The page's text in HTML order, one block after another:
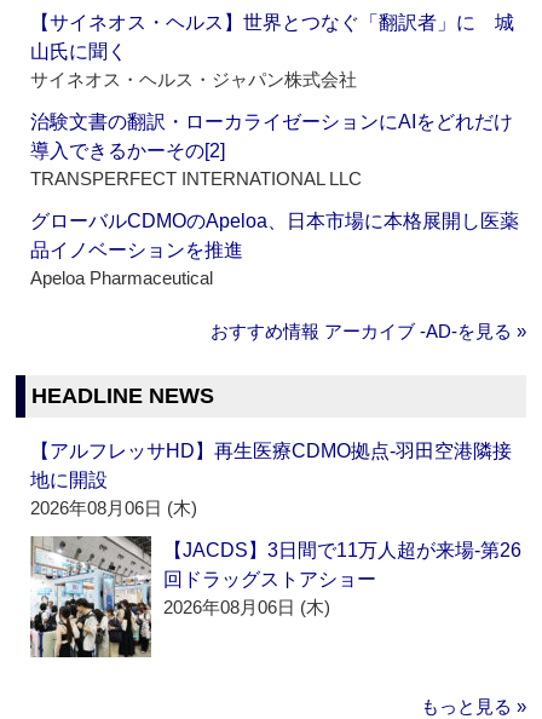
【サイネオス・ヘルス】世界とつなぐ「翻訳者」に 城
山氏に聞く
サイネオス・ヘルス・ジャパン株式会社
治験文書の翻訳・ローカライゼーションにAIをどれだけ
導入できるかーその[2]
TRANSPERFECT INTERNATIONAL LLC
グローバルCDMOのApeloa、日本市場に本格展開し医薬
品イノベーションを推進
Apeloa Pharmaceutical
おすすめ情報 アーカイブ ‐AD‐を見る »
HEADLINE NEWS
【アルフレッサHD】再生医療CDMO拠点‐羽田空港隣接
地に開設
2026年08月06日 (木)
【JACDS】3日間で11万人超が来場‐第26
回ドラッグストアショー
2026年08月06日 (木)
もっと見る »